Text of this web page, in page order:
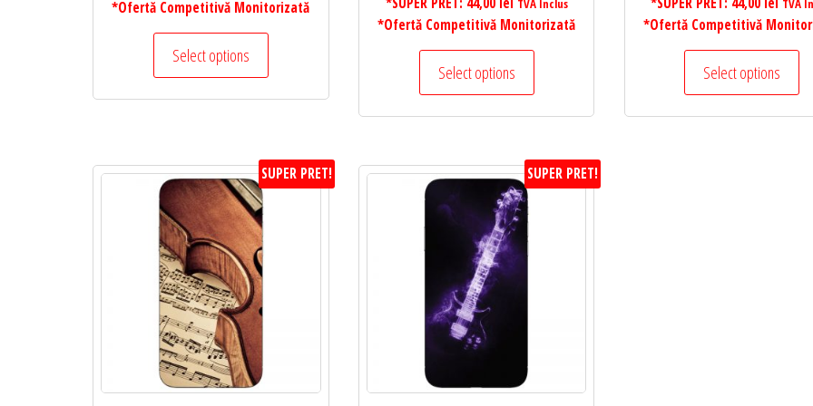
*Ofertă Competitivă Monitorizată
Select options
*Ofertă Competitivă Monitorizată
Select options
*Ofertă Competitivă
Select options
SUPER PRET! SUPER PRET!